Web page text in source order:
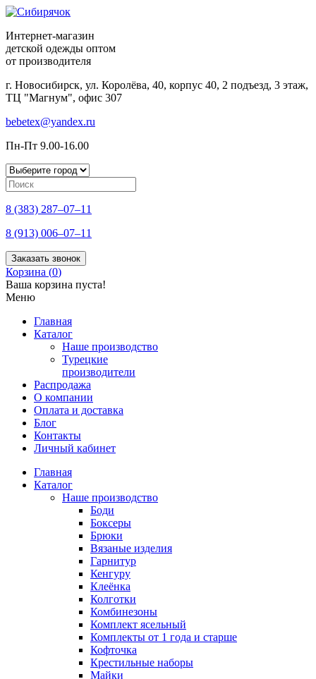
Интернет-магазин
детской одежды оптом
от производителя
г. Новосибирск, ул. Королёва, 40, корпус 40, 2 подъезд, 3 этаж,
ТЦ "Магнум", офис 307
bebetex@yandex.ru
Пн-Пт 9.00-16.00
8 (383) 287–07–11
8 (913) 006–07–11
Заказать звонок
Корзина (0)
Ваша корзина пуста!
Меню
Главная
Каталог
Наше производство
Турецкие
производители
Распродажа
О компании
Оплата и доставка
Блог
Контакты
Личный кабинет
Главная
Каталог
Наше производство
Боди
Боксеры
Брюки
Вязаные изделия
Гарнитур
Кенгуру
Клеёнка
Колготки
Комбинезоны
Комплект ясельный
Комплекты от 1 года и старше
Кофточка
Крестильные наборы
Майки